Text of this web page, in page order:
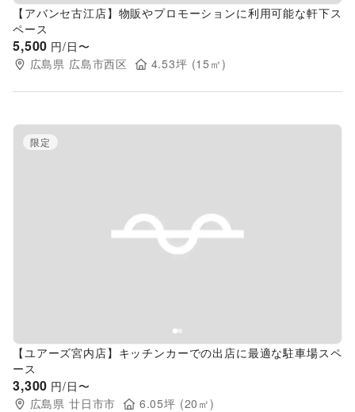
【アバンセ古江店】物販やプロモーションに利用可能な軒下ス
ペース
5,500 円/日〜
広島県 広島市西区 4.53坪 (15 ㎡)
Previous slide
限定
【ユアーズ宮内店】キッチンカーでの出店に最適な駐車場スペ
ース
3,300 円/日〜
広島県 廿日市市 6.05坪 (20 ㎡)